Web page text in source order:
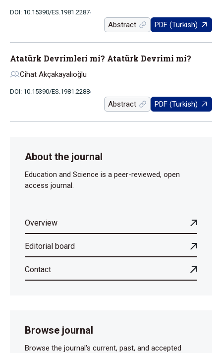
DOI: 10.15390/ES.1981.2287
Abstract PDF (Turkish)
Atatürk Devrimleri mi? Atatürk Devrimi mi?
Cihat Akçakayalıoğlu
DOI: 10.15390/ES.1981.2288
Abstract PDF (Turkish)
About the journal
Education and Science is a peer-reviewed, open
access journal.
Overview
Editorial board
Contact
Browse journal
Browse the journal's current, past, and accepted